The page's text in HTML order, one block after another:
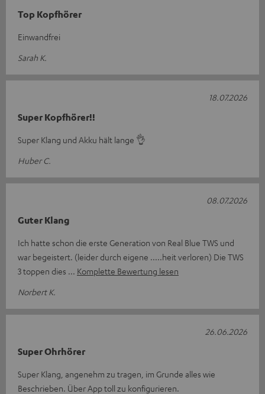
Top Kopfhörer
Einwandfrei
Sarah K.
Super Kopfhörer!!
Super Klang und Akku hält lange 👌
Huber C.
18.07.2026
Guter Klang
Ich hatte schon die erste Generation von Real Blue TWS und
war begeistert. (leider durch eigene .....heit verloren) Die TWS
3 toppen dies
Komplette Bewertung lesen
Norbert K.
08.07.2026
Super Ohrhörer
Super Klang, angenehm zu tragen, im Grunde alles wie
Beschrieben. Über App toll zu konfigurieren.
26.06.2026